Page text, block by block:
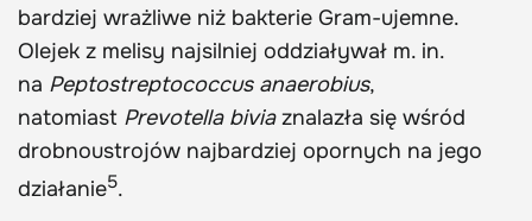
bardziej wrażliwe niż bakterie Gram-ujemne.
Olejek z melisy najsilniej oddziaływał m. in.
na Peptostreptococcus anaerobius,
natomiast Prevotella biviaznalazła się wśród
drobnoustrojów najbardziej opornych na jego
działanie5.